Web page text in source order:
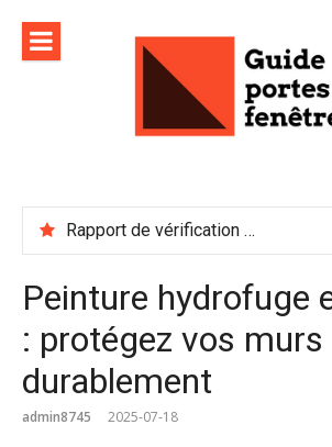
contenu
Rapport de vérification sécurité : à conserver précieusement
Peinture hydrofuge
: protégez vos murs
durablement
admin8745 2025-07-18